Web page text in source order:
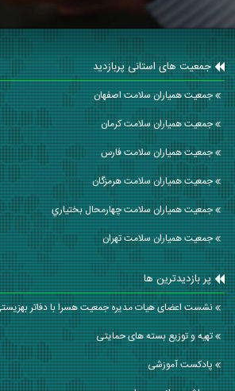
جمعیت های استانی پربازدید
جمعیت همیاران سلامت اصفهان
جمعیت همیاران سلامت كرمان
جمعیت همیاران سلامت فارس
جمعیت همیاران سلامت هرمزگان
جمعیت همیاران سلامت چهارمحال بختياري
جمعیت همیاران سلامت تهران
پر بازدیدترین ها
نشست اعضای هیات مدیره جمعیت هسرا با دفاتر
تهیه و توزیع بسته های حمایتی
پادکست آموزشی